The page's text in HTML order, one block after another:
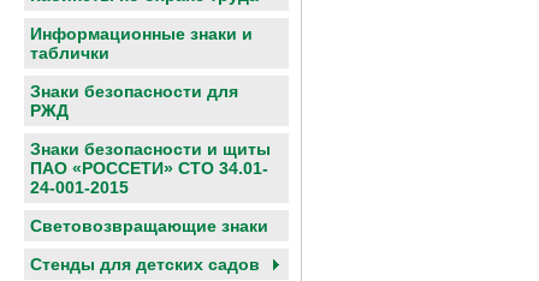
Информационные знаки и
таблички
Знаки безопасности для
РЖД
Знаки безопасности и щиты
ПАО «РОССЕТИ» СТО 34.01-
24-001-2015
Световозвращающие знаки
Cтенды для детских садов